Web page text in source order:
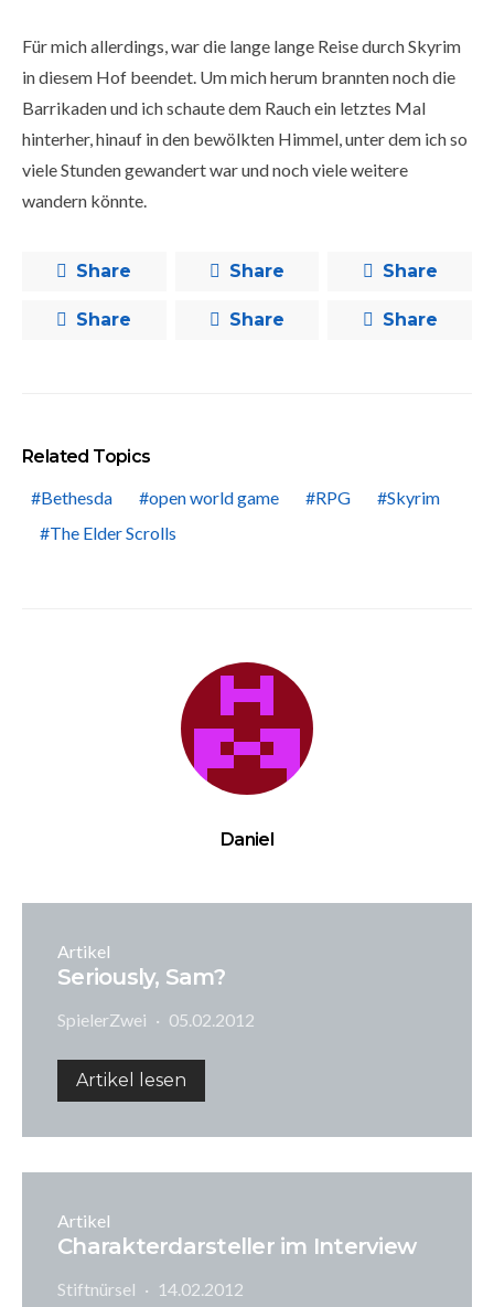
Für mich allerdings, war die lange lange Reise durch Skyrim
in diesem Hof beendet. Um mich herum brannten noch die
Barrikaden und ich schaute dem Rauch ein letztes Mal
hinterher, hinauf in den bewölkten Himmel, unter dem ich so
viele Stunden gewandert war und noch viele weitere
wandern könnte.
Share Share Share
Share Share Share
Related Topics
Bethesda
open world game RPG
Skyrim
The Elder Scrolls
Daniel
Artikel
Seriously, Sam?
SpielerZwei 05.02.2012
Artikel lesen
Artikel
Charakterdarsteller im Interview
Stiftnürsel 14.02.2012